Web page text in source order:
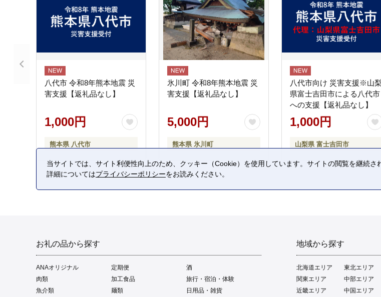
八代市 令和8年熊本地震 災
害支援【返礼品なし】
1,000円
熊本県 八代市
氷川町 令和8年熊本地震 災
害支援【返礼品なし】
5,000円
熊本県 氷川町
八代市向け 災害支援※山梨
県富士吉田市による八代市
への支援【返礼品なし】
1,000円
山梨県 富士吉田市
お礼の品から探す
ANAオリジナル 定期便
酒
肉類
加工食品
旅行・宿泊・体験
魚介類
麺類 日用品・雑貨
地域から探す
北海道エリア
東北エリア
関東エリア
中部エリア
近畿エリア
中国エリア
当サイトでは、サイト利便性向上のため、クッキー（Cookie）を使用しています。サイトの閲覧を継続さ
詳細についてはプライバシーポリシーをお読みください。